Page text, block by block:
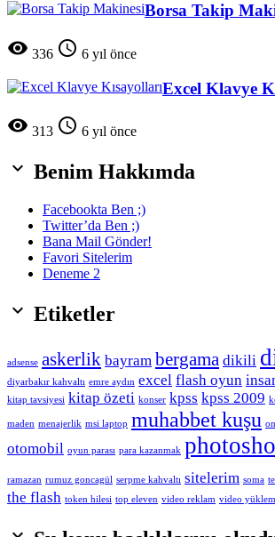
Borsa Takip
 336  6 yıl önce
Excel Klavye
 313  6 yıl önce
 Benim Hakkımda
Facebookta Ben ;)
Twitter’da Ben ;)
Bana Mail Gönder!
Favori Sitelerim
Deneme 2
 Etiketler
adsense askerlik bayram bergama dikili
diyarbakır kahvaltı emre aydın excel flash oyun
kitap tavsiyesi kitap özeti konser kpss kpss 2009
maden menajerlik msi laptop muhabbet kuşu
otomobil oyun parası para kazanmak
ramazan rumuz goncagül serpme kahvaltı sitelerim soma
the flash token hilesi top eleven video reklam video